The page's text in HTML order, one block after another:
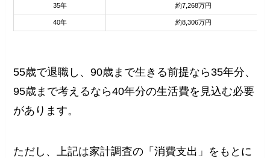
35年 約7,268万円
40年 約8,306万円
55歳で退職し、90歳まで生きる前提なら35年分、
95歳まで考えるなら40年分の生活費を見込む必要
があります。
ただし、上記は家計調査の「消費支出」をもとに